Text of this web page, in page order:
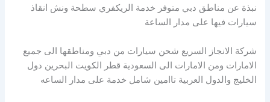
نبذة عن مناطق دبي متوفر خدمة الريكفري سطحة ونش انقاذ
سيارات فيها على مدار الساعة
شركة الانجاز السريع شحن سيارات من دبي ومناطقها الى جميع
الامارات ومن الامارات الى السعودية قطر الكويت البحرين دول
الخليج والدول العربية تاامين شامل خدمة على مدار الساعه